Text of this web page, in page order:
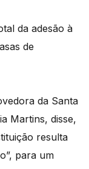
da adesão à
de
da Santa
Martins, disse,
resulta
para um